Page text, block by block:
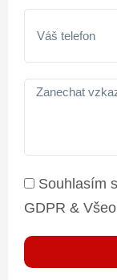
Souhlasím
GDPR &